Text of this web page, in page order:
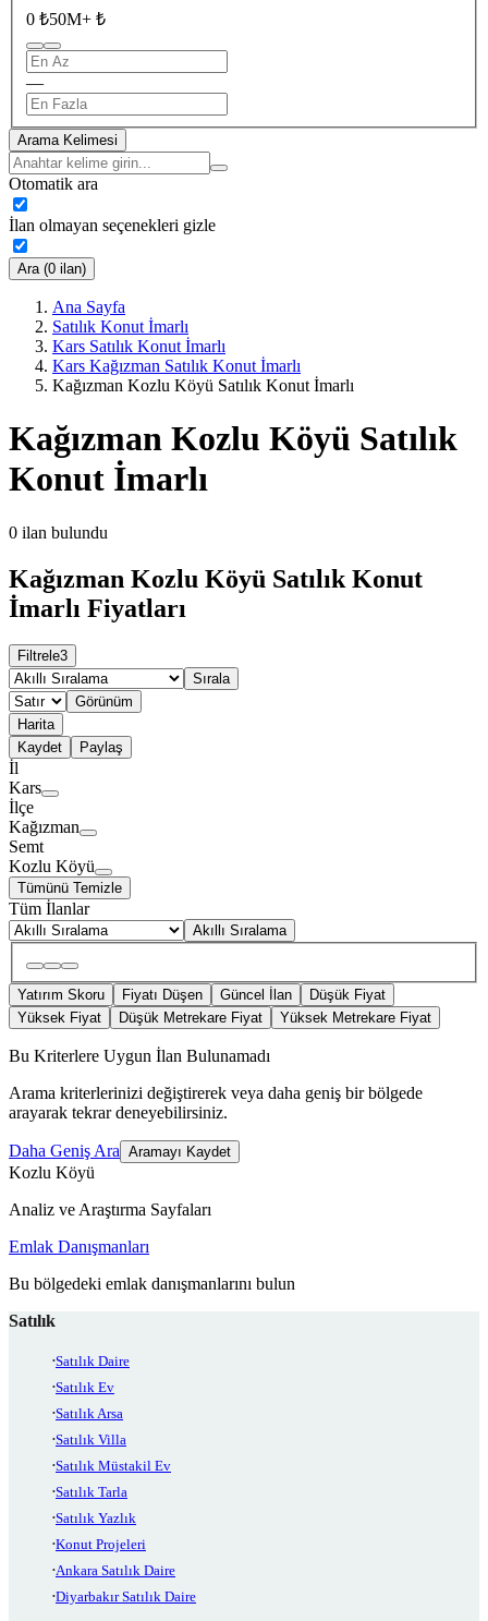
0 ₺50M+ ₺
—
Arama Kelimesi
Otomatik ara
İlan olmayan seçenekleri gizle
Ara (0 ilan)
Ana Sayfa
Satılık Konut İmarlı
Kars Satılık Konut İmarlı
Kars Kağızman Satılık Konut İmarlı
Kağızman Kozlu Köyü Satılık Konut İmarlı
Kağızman Kozlu Köyü Satılık
Konut İmarlı
0 ilan bulundu
Kağızman Kozlu Köyü Satılık Konut
İmarlı Fiyatları
Filtrele3
Sırala
Görünüm
Harita
Kaydet
Paylaş
İl
Kars
İlçe
Kağızman
Semt
Kozlu Köyü
Tümünü Temizle
Tüm İlanlar
Akıllı Sıralama
Yatırım Skoru Fiyatı Düşen Güncel İlan
Düşük Fiyat
Yüksek Fiyat
Düşük Metrekare Fiyat Yüksek Metrekare Fiyat
Bu Kriterlere Uygun İlan Bulunamadı
Arama kriterlerinizi değiştirerek veya daha geniş bir bölgede
arayarak tekrar deneyebilirsiniz.
Daha Geniş Ara Aramayı Kaydet
Kozlu Köyü
Analiz ve Araştırma Sayfaları
Emlak Danışmanları
Bu bölgedeki emlak danışmanlarını bulun
Satılık
Satılık Daire
Satılık Ev
Satılık Arsa
Satılık Villa
Satılık Müstakil Ev
Satılık Tarla
Satılık Yazlık
Konut Projeleri
Ankara Satılık Daire
Diyarbakır Satılık Daire